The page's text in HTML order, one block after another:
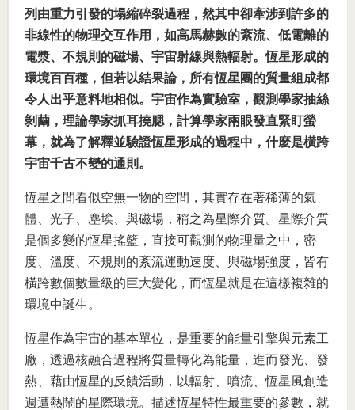
列由重力引發的塌縮碎裂過程，然其中卻牽涉到許多的
非線性的物理交互作用，如高馬赫數的紊流、低電離的
電漿、不規則的磁場、宇宙射線與熱輻射。恆星形成的
環境百百種，但若以結果論，所有恆星團的質量組成都
令人出乎意料地相似。宇宙作為實驗室，觀測學家抽絲
剝繭，理論學家抓耳撓腮，計算學家兩眼發直緊盯螢
幕，就為了解釋並驗證恆星形成的過程中，什麼是橫跨
宇宙千古不變的通則。
恆星之間看似空無一物的空間，其實存在著稀薄的氣
體、光子、塵埃、與磁場，稱之為星際介質。星際介質
是個多變的恆星搖籃，直接可觀測的物理量之中，密
度、溫度、不規則的紊流運動速度、與磁場強度，皆有
橫跨數個數量級的巨大變化，而恆星就是在這樣複雜的
環境中誕生。
恆星作為宇宙的基本單位，是重要的能量引擎與元素工
廠，透過核融合過程將質量轉化為能量，進而發光、發
熱、藉由恆星的反饋活動，以輻射、噴流、恆星風創造
週遭熱鬧的星際環境。描述恆星特性最重要的參數，就